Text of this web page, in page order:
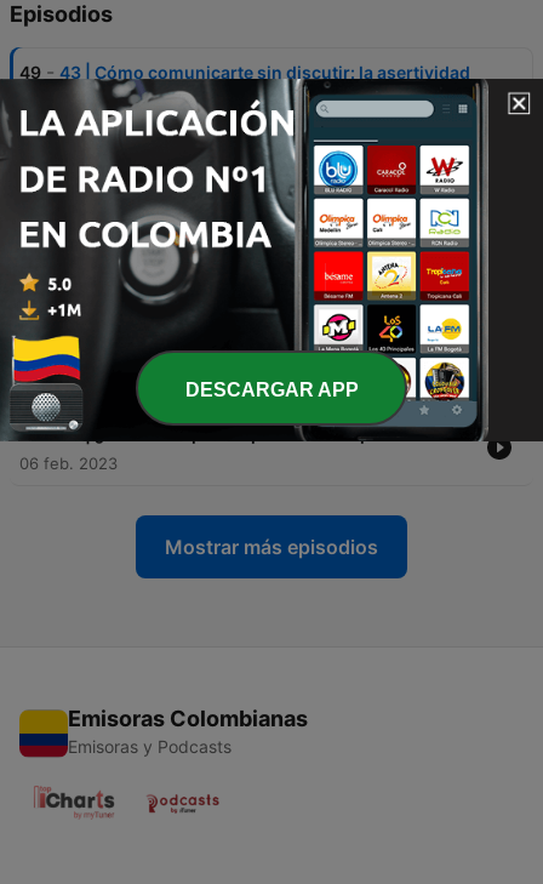
Episodios
49 - 43 | Cómo comunicarte sin discutir: la asertividad
en las relaciones
18 feb. 2025
48 - 42 | ¿Por qué elegiste a tu pareja? claves para
mejorar tu relación
41 | ¿Quedarse o Irse? Lo que Salva (o Destruye)
Tu Relación
04 feb. 2025
46 - 40 | Tolera la incertidumbre
13 feb. 2023
45 - 39 | ¿Cuándo la preocupación es un problema?
06 feb. 2023
Mostrar más episodios
Emisoras Colombianas
Emisoras y Podcasts
DESCARGAR APP